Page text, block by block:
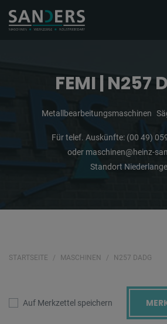
FEMI | N257
Metallbearbeitungsmaschinen
Für telef. Auskünfte: (00 49)
oder maschinen@heinz-
Standort
STARTSEITE MASCHINEN N257 DADG
Auf Merkzettel speichern